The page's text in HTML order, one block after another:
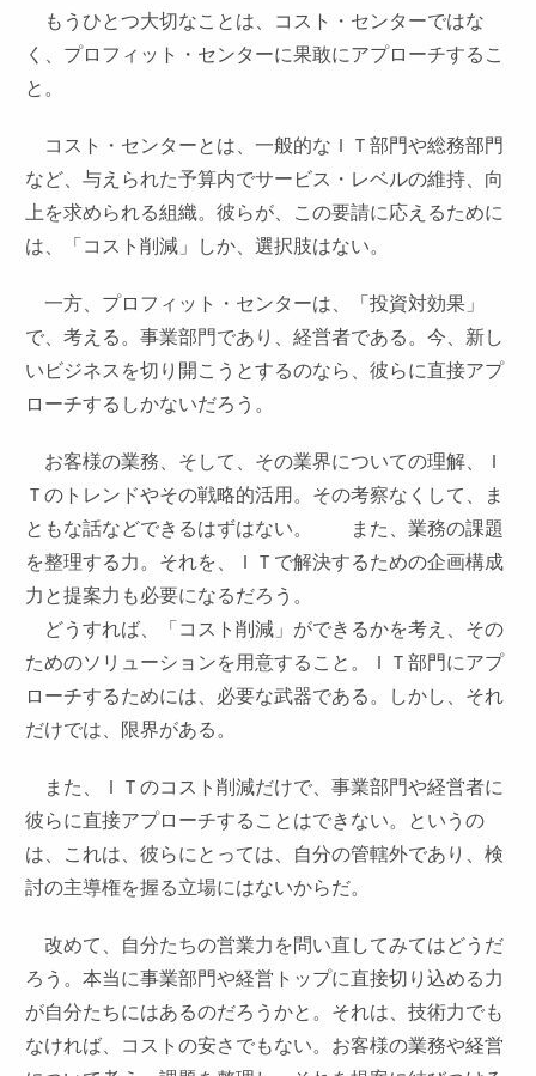
もうひとつ大切なことは、コスト・センターではな
く、プロフィット・センターに果敢にアプローチするこ
と。
コスト・センターとは、一般的なＩＴ部門や総務部門
など、与えられた予算内でサービス・レベルの維持、向
上を求められる組織。彼らが、この要請に応えるために
は、「コスト削減」しか、選択肢はない。
一方、プロフィット・センターは、「投資対効果」
で、考える。事業部門であり、経営者である。今、新し
いビジネスを切り開こうとするのなら、彼らに直接アプ
ローチするしかないだろう。
お客様の業務、そして、その業界についての理解、Ｉ
Ｔのトレンドやその戦略的活用。その考察なくして、ま
ともな話などできるはずはない。 また、業務の課題
を整理する力。それを、ＩＴで解決するための企画構成
力と提案力も必要になるだろう。
どうすれば、「コスト削減」ができるかを考え、その
ためのソリューションを用意すること。ＩＴ部門にアプ
ローチするためには、必要な武器である。しかし、それ
だけでは、限界がある。
また、ＩＴのコスト削減だけで、事業部門や経営者に
彼らに直接アプローチすることはできない。というの
は、これは、彼らにとっては、自分の管轄外であり、検
討の主導権を握る立場にはないからだ。
改めて、自分たちの営業力を問い直してみてはどうだ
ろう。本当に事業部門や経営トップに直接切り込める力
が自分たちにはあるのだろうかと。それは、技術力でも
なければ、コストの安さでもない。お客様の業務や経営